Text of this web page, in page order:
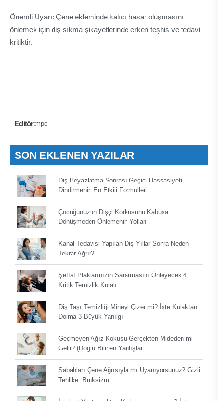
Önemli Uyarı: Çene ekleminde kalıcı hasar oluşmasını
önlemek için diş sıkma şikayetlerinde erken teşhis ve tedavi
kritiktir.
Editör:mpc
SON EKLENEN YAZILAR
Diş Beyazlatma Sonrası Geçici Hassasiyeti
Dindirmenin En Etkili Formülleri
Çocuğunuzun Dişçi Korkusunu Kabusa
Dönüşmeden Önlemenin Yolları
Kanal Tedavisi Yapılan Diş Yıllar Sonra Neden
Tekrar Ağrır?
Şeffaf Plaklarınızın Sararmasını Önleyecek 4
Kritik Temizlik Kuralı
Diş Taşı Temizliği Mineyi Çizer mi? İşte Kulaktan
Dolma 3 Büyük Yanılgı
Geçmeyen Ağız Kokusu Gerçekten Mideden mi
Gelir? (Doğru Bilinen Yanlışlar
Sabahları Çene Ağrısıyla mı Uyanıyorsunuz? Gizli
Tehlike: Bruksizm